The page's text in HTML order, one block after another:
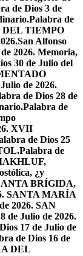
de Dios 3 de
Palabra de
DEL TIEMPO
Alfonso
2026. Memoria,
30 de Julio del
de 2026.
de Dios 28 de
Palabra de
XVII
de Dios 25
Palabra de
¿y
ANTA BRÍGIDA,
SANTA MARÍA
2026. SAN
de Julio de 2026.
17 de Julio de
de Dios 16 de
DEL